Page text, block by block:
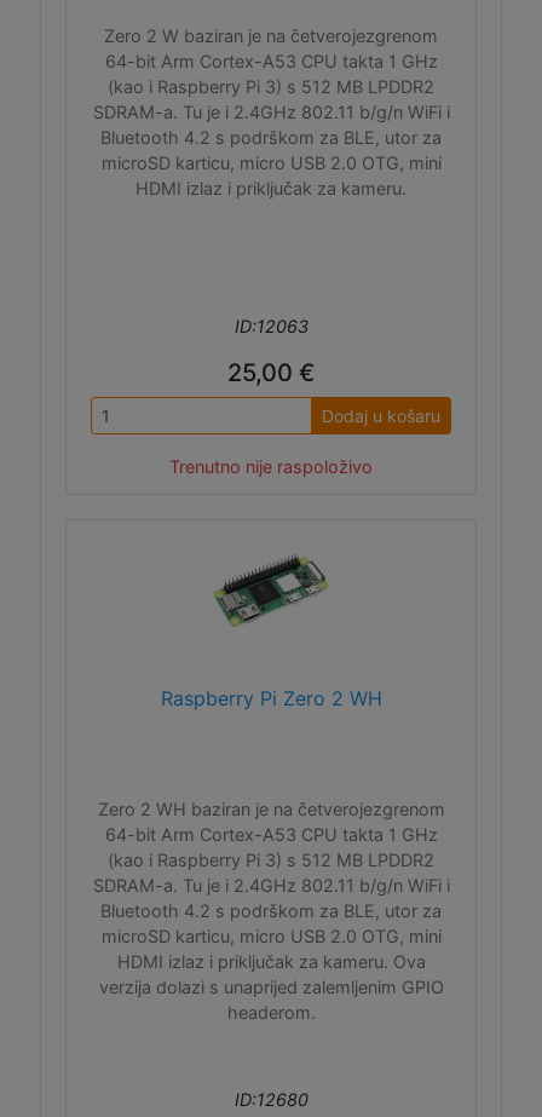
Zero 2 W baziran je na četverojezgrenom
64-bit Arm Cortex-A53 CPU takta 1 GHz
(kao i Raspberry Pi 3) s 512 MB LPDDR2
SDRAM-a. Tu je i 2.4GHz 802.11 b/g/n WiFi i
Bluetooth 4.2 s podrškom za BLE, utor za
microSD karticu, micro USB 2.0 OTG, mini
HDMI izlaz i priključak za kameru.
ID:12063
25,00 €
Dodaj u košaru
Trenutno nije raspoloživo
Raspberry Pi Zero 2 WH
Zero 2 WH baziran je na četverojezgrenom
64-bit Arm Cortex-A53 CPU takta 1 GHz
(kao i Raspberry Pi 3) s 512 MB LPDDR2
SDRAM-a. Tu je i 2.4GHz 802.11 b/g/n WiFi i
Bluetooth 4.2 s podrškom za BLE, utor za
microSD karticu, micro USB 2.0 OTG, mini
HDMI izlaz i priključak za kameru. Ova
verzija dolazi s unaprijed zalemljenim GPIO
headerom.
ID:12680